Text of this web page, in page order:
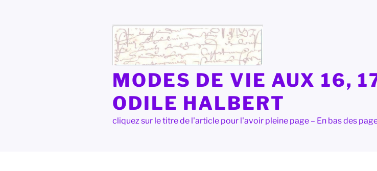
MODES DE VIE AUX 16,
ODILE HALBERT
cliquez sur le titre de l'article pour l'avoir pleine page – En bas des